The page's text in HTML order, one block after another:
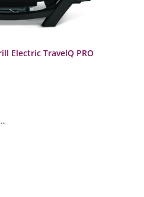
Electric TravelQ PRO